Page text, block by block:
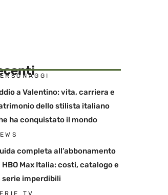
a Valentino: vita, carriera e
dello stilista italiano
ha conquistato il mondo
completa all’abbonamento
HBO Max Italia: costi, catalogo e
serie imperdibili
TV